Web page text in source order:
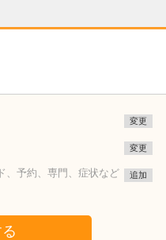
変更
変更
、予約、専門、症状など
追加